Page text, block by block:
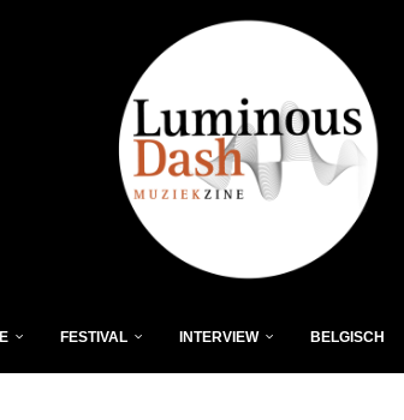
FESTIVAL INTERVIEW BELGISCH